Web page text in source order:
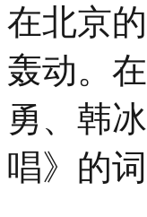
在北京
轰动。
勇、韩
唱》的